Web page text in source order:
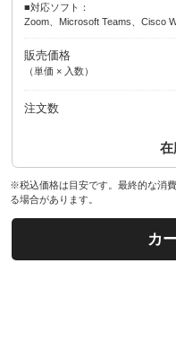
■対応ソフト：
Zoom、Microsoft Teams、Cisco
販売価格
（単価 × 入数）
注文数
在
※税込価格は目安です。最終的な消
る場合があります。
カ